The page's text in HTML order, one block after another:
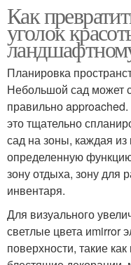
Как
уголок
Планировка
Небольшой сад может
правильно
это тщательно
сад на зоны, каждая
определенную
зону отдыха, зону для
инвентаря.
Для визуального
светлые цвета
поверхности, такие